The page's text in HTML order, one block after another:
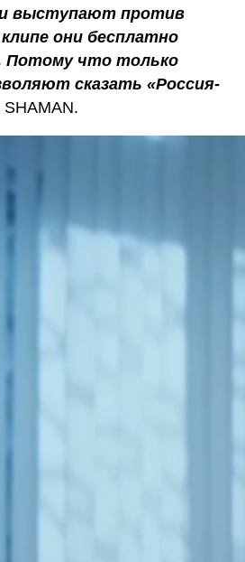
выступают против
они бесплатно
Потому что только
сказать «Россия-